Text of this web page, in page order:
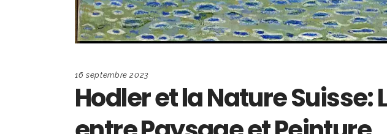
16 septembre 2023
Hodler et la Nature Suisse: